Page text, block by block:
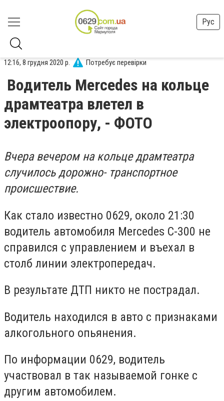
Рус
12:16, 8 грудня 2020 р. Потребує перевірки
Водитель Mercedes на кольце
драмтеатра влетел в
электроопору, - ФОТО
Вчера вечером на кольце драмтеатра
случилось дорожно- транспортное
происшествие.
Как стало известно 0629, около 21:30
водитель автомобиля Mercedes С-300 не
справился с управлением и въехал в
столб линии электропередач.
В результате ДТП никто не пострадал.
Водитель находился в авто с признаками
алкогольного опьянения.
По информации 0629, водитель
участвовал в так называемой гонке с
другим автомобилем.